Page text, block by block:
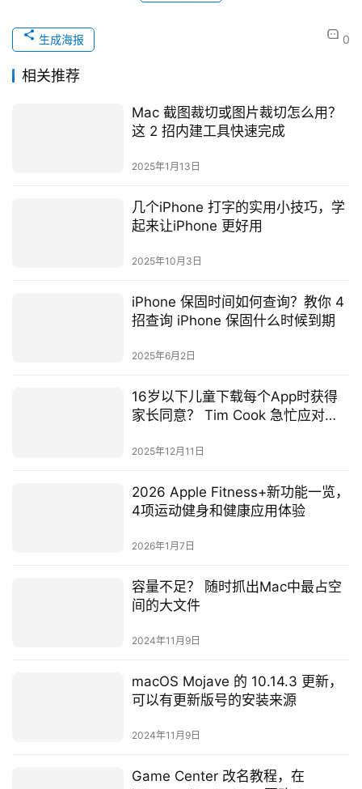
0
生成海报
相关推荐
Mac 截图裁切或图片裁切怎么用？
这 2 招内建工具快速完成
2025年1月13日
几个iPhone 打字的实用小技巧，学
起来让iPhone 更好用
2025年10月3日
iPhone 保固时间如何查询？教你 4
招查询 iPhone 保固什么时候到期
2025年6月2日
16岁以下儿童下载每个App时获得
家长同意？ Tim Cook 急忙应对
2025年12月11日
2026 Apple Fitness+新功能一览，
4项运动健身和健康应用体验
2026年1月7日
容量不足？ 随时抓出Mac中最占空
间的大文件
2024年11月9日
macOS Mojave 的 10.14.3 更新，
可以有更新版号的安装来源
2024年11月9日
Game Center 改名教程，在